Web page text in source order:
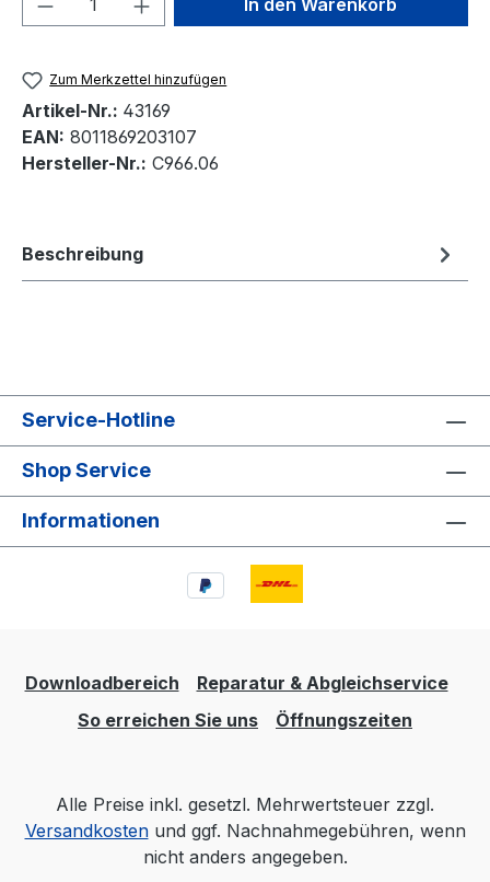
In den Warenkorb
Zum Merkzettel hinzufügen
Artikel-Nr.: 43169
EAN: 8011869203107
Hersteller-Nr.: C966.06
Beschreibung
Service-Hotline
Shop Service
Informationen
Downloadbereich
Reparatur & Abgleichservice
So erreichen Sie uns
Öffnungszeiten
Alle Preise inkl. gesetzl. Mehrwertsteuer zzgl.
Versandkostenund ggf. Nachnahmegebühren, wenn
nicht anders angegeben.